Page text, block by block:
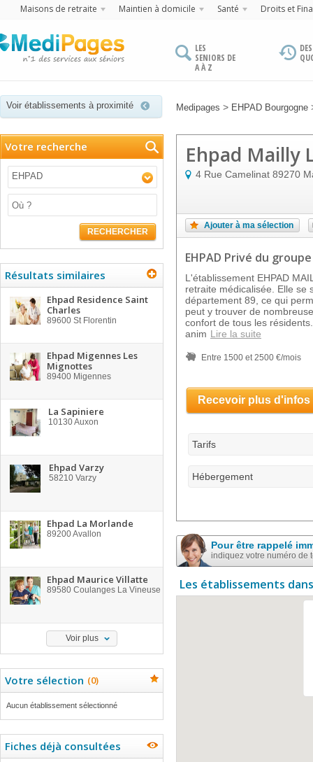
Maisons de retraite Maintien à domicile Santé Droits et
LES
SENIORS DE
A À Z
Voir établissements à proximité Medipages > EHPAD Bourgogne
Votre recherche
EHPAD
RECHERCHER
Résultats similaires
Ehpad Residence Saint
Charles
89600 St Florentin
Ehpad Migennes Les
Mignottes
89400 Migennes
La Sapiniere
10130Auxon
Ehpad Varzy
58210 Varzy
Ehpad La Morlande
89200Avallon
Ehpad Maurice Villatte
89580 Coulanges La Vineuse
Voir plus
Votre sélection (0)
Aucun établissement sélectionné
Fiches déjà consultées
Ehpad Mailly
4 Rue Camelinat 89270
Ajouter à ma sélection
EHPAD Privé du groupe
L'établissement EHPAD
retraite médicalisée. Elle se
département 89, ce qui
peut y trouver de
confort de tous les
anim Lire la suite
Entre 1500 et 2500 €/mois
Recevoir plus d'infos
Tarifs
Hébergement
Pour être rappelé
indiquez votre numéro de
Les établissements